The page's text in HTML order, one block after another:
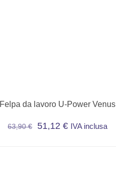
Felpa da lavoro U-Power Venus
63,90€ 51,12€ IVA inclusa